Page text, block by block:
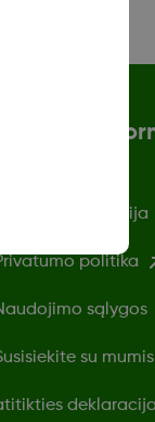
Daugiau
Saugos informacija
politika
sąlygos
su mumis
deklaracija